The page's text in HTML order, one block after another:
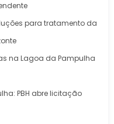
para tratamento da
na Lagoa da Pampulha
PBH abre licitação